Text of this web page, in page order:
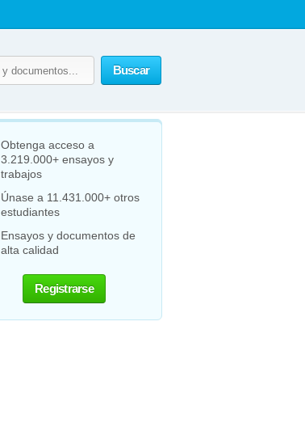
Buscar
Obtenga acceso a
3.219.000+ ensayos y
trabajos
Únase a 11.431.000+ otros
estudiantes
Ensayos y documentos de
alta calidad
Registrarse